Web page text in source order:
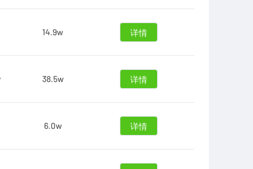
14.9w 详情
38.5w 详情
6.0w 详情